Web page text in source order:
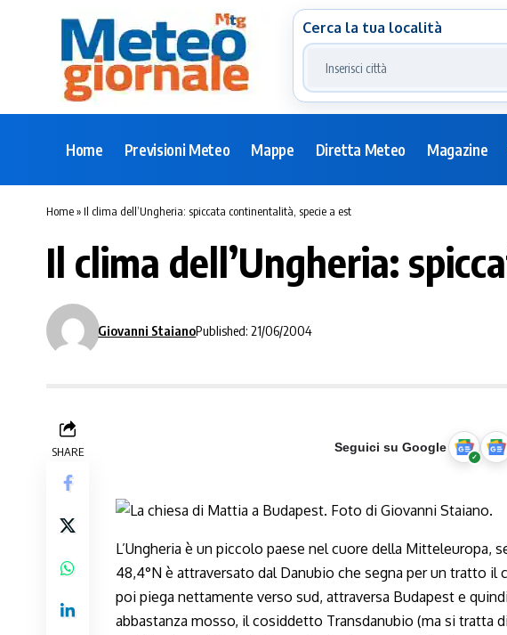
Cerca la tua località
Home Previsioni Meteo Mappe Diretta Meteo Magazine
Home»Il clima dell’Ungheria: spiccata continentalità, specie a est
Il clima dell’Ungheria:
Giovanni StaianoPublished: 21/06/2004
SHARE Seguici su Google
L’Ungheria è un piccolo paese nel cuore della Mitteleuropa,
48,4°N è attraversato dal Danubio che segna per un tratto
poi piega nettamente verso sud, attraversa Budapest e
abbastanza mosso, il cosiddetto Transdanubio (ma si tratta